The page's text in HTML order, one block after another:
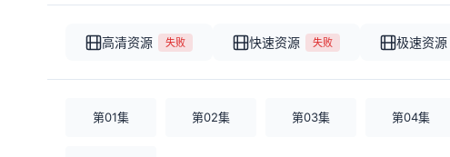
高清资源 失败 快速资源 失败 极速资源
第01集 第02集 第03集 第04集